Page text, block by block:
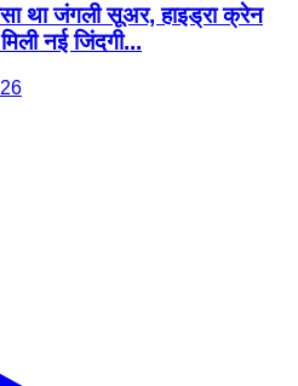
था जंगली सूअर, हाइड्रा क्रेन
नई जिंदगी...